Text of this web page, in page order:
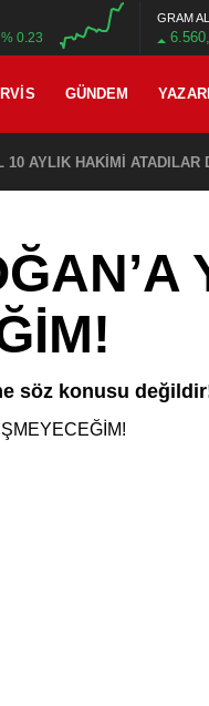
% 0.23
GRAM
GÜNDEM
söz konusu